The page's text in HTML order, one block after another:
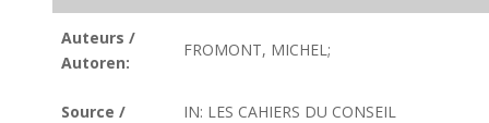
Auteurs /
Autoren:
FROMONT, MICHEL;
Source /
IN: LES CAHIERS DU CONSEIL